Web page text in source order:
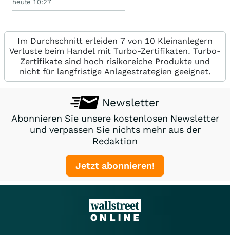
heute 10:27
Im Durchschnitt erleiden 7 von 10 Kleinanlegern
Verluste beim Handel mit Turbo-Zertifikaten. Turbo-
Zertifikate sind hoch risikoreiche Produkte und
nicht für langfristige Anlagestrategien geeignet.
Newsletter
Abonnieren Sie unsere kostenlosen Newsletter
und verpassen Sie nichts mehr aus der
Redaktion
Jetzt abonnieren!